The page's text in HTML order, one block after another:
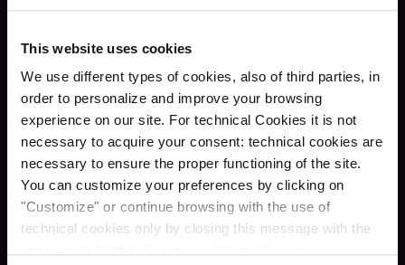
This website uses cookies
We use different types of cookies, also of third parties, in
order to personalize and improve your browsing
experience on our site. For technical Cookies it is not
necessary to acquire your consent: technical cookies are
necessary to ensure the proper functioning of the site.
You can customize your preferences by clicking on
"Customize" or continue browsing with the use of
technical cookies only by closing this message with the
FREE WIFI
RECEPTION H24
COMPARTIMENT DE
BAGAGE
ASCENSEUR